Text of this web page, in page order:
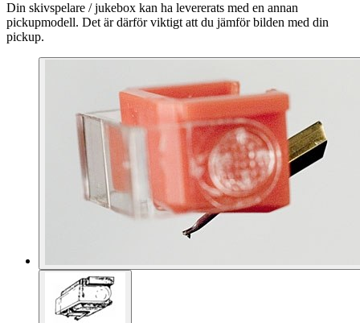
Din skivspelare / jukebox kan ha levererats med en annan
pickupmodell. Det är därför viktigt att du jämför bilden med din
pickup.